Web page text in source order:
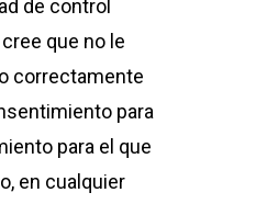
de control
que no le
correctamente
para
para el que
en cualquier